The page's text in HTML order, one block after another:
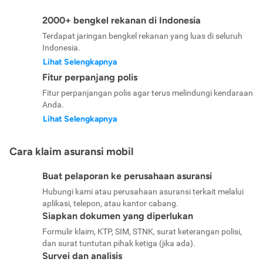
2000+ bengkel rekanan di Indonesia
Terdapat jaringan bengkel rekanan yang luas di seluruh
Indonesia.
Lihat Selengkapnya
Fitur perpanjang polis
Fitur perpanjangan polis agar terus melindungi kendaraan
Anda.
Lihat Selengkapnya
Cara klaim asuransi mobil
Buat pelaporan ke perusahaan asuransi
Hubungi kami atau perusahaan asuransi terkait melalui
aplikasi, telepon, atau kantor cabang.
Siapkan dokumen yang diperlukan
Formulir klaim, KTP, SIM, STNK, surat keterangan polisi,
dan surat tuntutan pihak ketiga (jika ada).
Survei dan analisis